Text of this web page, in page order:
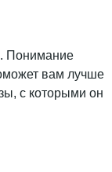
Понимание
вам лучше
с которыми он